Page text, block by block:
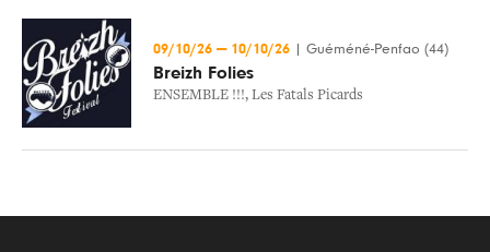
09/10/26 — 10/10/26 Guéméné-Penfao (44)
Breizh Folies
ENSEMBLE !!!, Les Fatals Picards